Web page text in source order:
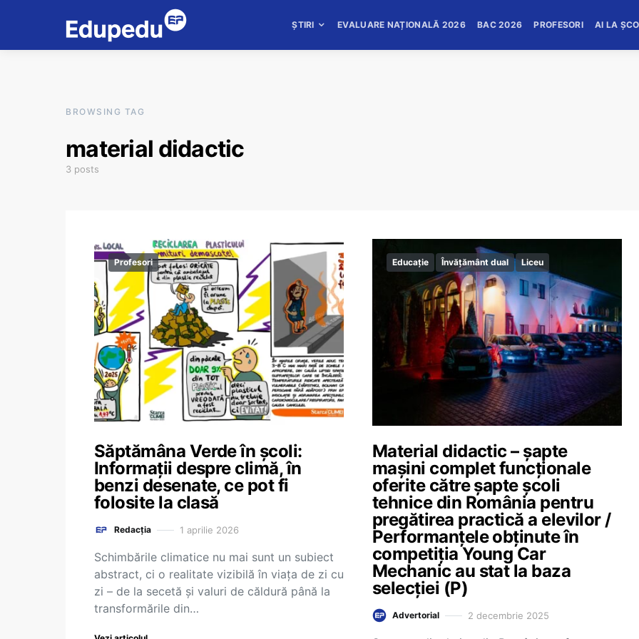
ȘTIRI EVALUARE NAȚIONALĂ 2026 BAC 2026 PROFESORI AI LA
BROWSING TAG
material didactic
3 posts
Profesori
Săptămâna Verde în școli:
Informații despre climă, în
benzi desenate, ce pot fi
folosite la clasă
Redacția 1 aprilie 2026
Schimbările climatice nu mai sunt un subiect
abstract, ci o realitate vizibilă în viața de zi cu
zi – de la secetă și valuri de căldură până la
transformările din…
Educație Învățământ dual Liceu
Material didactic – șapte
mașini complet funcționale
oferite către șapte școli
tehnice din România pentru
pregătirea practică a elevilor /
Performanțele obținute în
competiția Young Car
Mechanic au stat la baza
selecției (P)
Advertorial 2 decembrie 2025